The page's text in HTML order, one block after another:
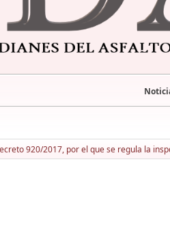
920/2017, por el que se regula la